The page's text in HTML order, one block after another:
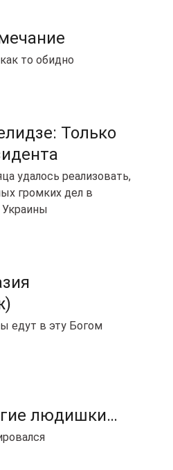
то обидно
Только
удалось реализовать,
громких дел в
Украины
едут в эту Богом
людишки…